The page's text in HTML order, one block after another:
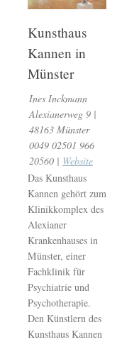
Kunsthaus
Kannen in
Münster
Ines Inckmann
Alexianerweg 9 |
48163 Münster
0049 02501 966
20560 | Website
Das Kunsthaus
Kannen gehört zum
Klinikkomplex des
Alexianer
Krankenhauses in
Münster, einer
Fachklinik für
Psychiatrie und
Psychotherapie.
Den Künstlern des
Kunsthaus Kannen